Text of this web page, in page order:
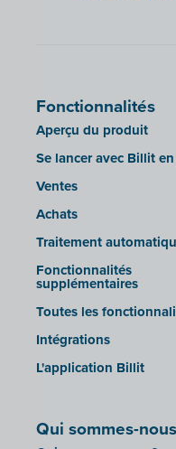
Fonctionnalités
Aperçu du produit
Se lancer avec Billit
Ventes
Achats
Traitement
Fonctionnalités
supplémentaires
Toutes les
Intégrations
L'application Billit
Qui sommes-